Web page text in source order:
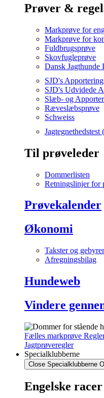
Prøver &
Markprøve for
Markprøve for
Fuldbrugsprøve
Skovfugleprøve
Dansk Jagthunde
SJD's
SJD's Udvidede
Slæb- og
Ræveslæbsprøve
Schweiss
Jagtegnethedstest
Til prøveleder
Dommerlisten
Retningslinjer for
Prøvekalender
Økonomi
Takster og gebyrer
Afregningsbilag
Hundeweb
Vindere
Fælles markprøve
Jagtprøveregler
Specialklubberne
Close Specialklubberne
Engelske racer